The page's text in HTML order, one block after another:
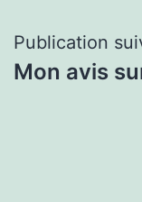
Publication
Mon avis